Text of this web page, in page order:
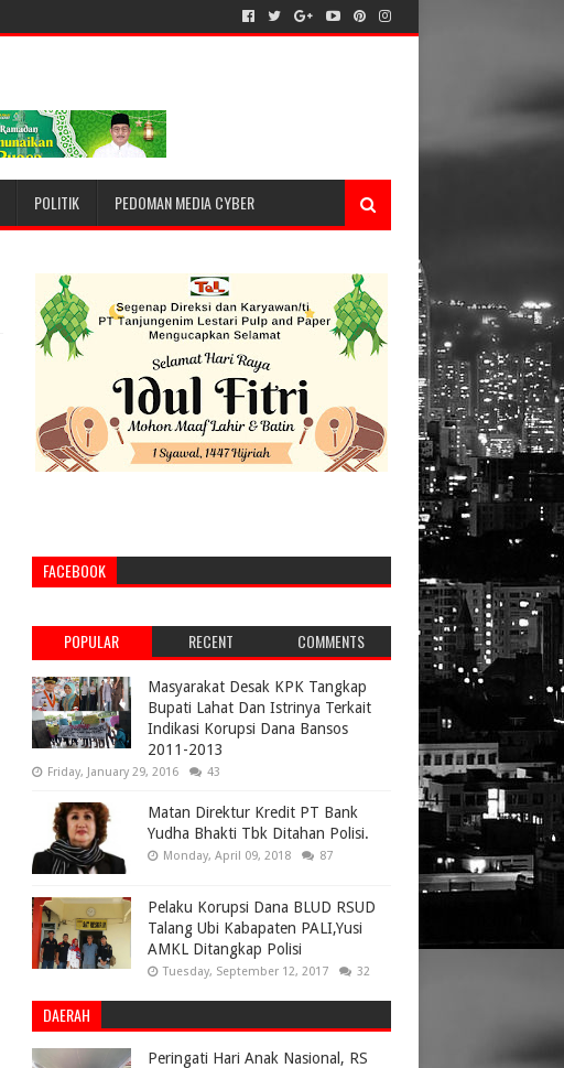
POLITIK PEDOMAN MEDIA CYBER
FACEBOOK
POPULAR RECENT COMMENTS
Masyarakat Desak KPK Tangkap
Bupati Lahat Dan Istrinya Terkait
Indikasi Korupsi Dana Bansos
2011-2013
Friday, January 29, 2016 43
Matan Direktur Kredit PT Bank
Yudha Bhakti Tbk Ditahan Polisi.
Monday, April 09, 2018 87
Pelaku Korupsi Dana BLUD RSUD
Talang Ubi Kabapaten PALI,Yusi
AMKL Ditangkap Polisi
Tuesday, September 12, 2017 32
DAERAH
Peringati Hari Anak Nasional, RS